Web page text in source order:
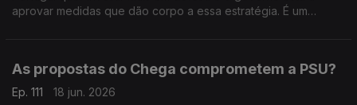
aprovar medidas que dão corpo a essa estratégia. É um
As propostas do Chega comprometem a PSU?
Ep. 111
18 jun. 2026